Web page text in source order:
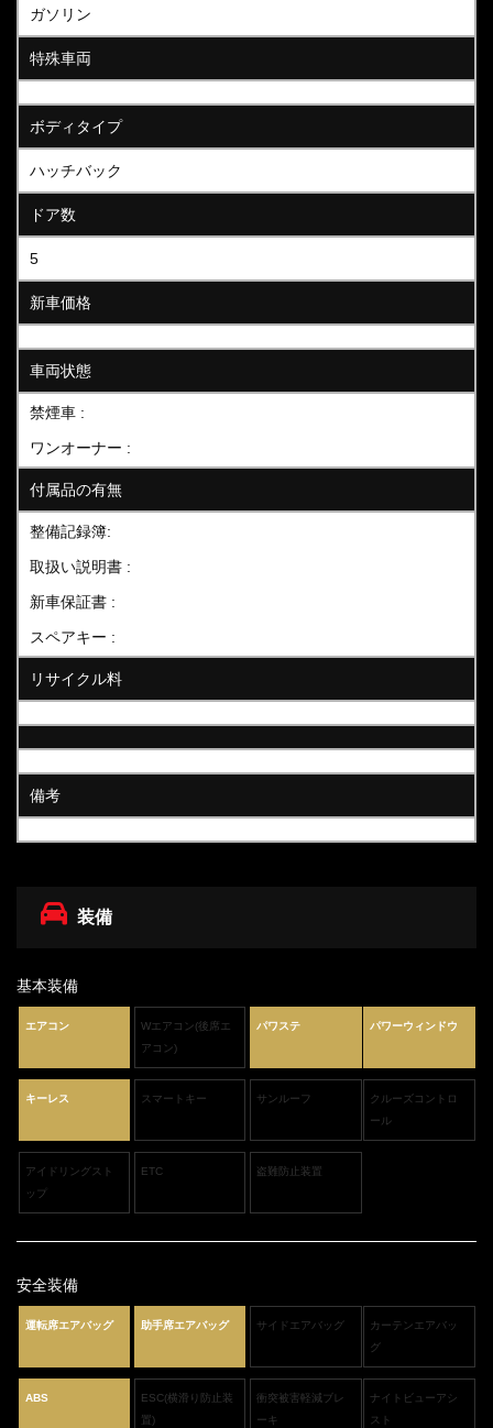
ガソリン
特殊車両
ボディタイプ
ハッチバック
ドア数
5
新車価格
車両状態
禁煙車 :
ワンオーナー :
付属品の有無
整備記録簿:
取扱い説明書 :
新車保証書 :
スペアキー :
リサイクル料
備考
装備
基本装備
エアコン
Wエアコン(後席エ
アコン)
パワステ パワーウィンドウ
キーレス スマートキー サンルーフ
クルーズコントロ
ール
アイドリングスト
ップ
ETC 盗難防止装置
安全装備
運転席エアバッグ 助手席エアバッグ サイドエアバッグ
カーテンエアバッ
グ
ABS
ESC(横滑り防止装
置)
衝突被害軽減ブレ
ーキ
ナイトビューアシ
スト